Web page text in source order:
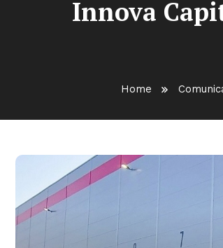
Innova
Home